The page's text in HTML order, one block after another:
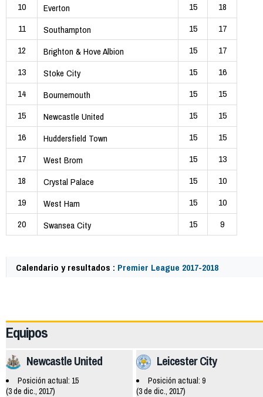
10
Everton 15
18
11
Southampton 15
17
12
Brighton & Hove Albion 15
17
13
Stoke City 15
16
14
Bournemouth 15
15
15
Newcastle United 15
15
16
Huddersfield Town 15
15
17
West Brom 15
13
18
Crystal Palace 15
10
19
West Ham 15
10
20
Swansea City 15 9
Calendario y resultados : Premier League 2017-2018
Equipos
Leicester City
Posición actual: 9
(3 de dic., 2017)
Newcastle United
Posición actual: 15
(3 de dic., 2017)